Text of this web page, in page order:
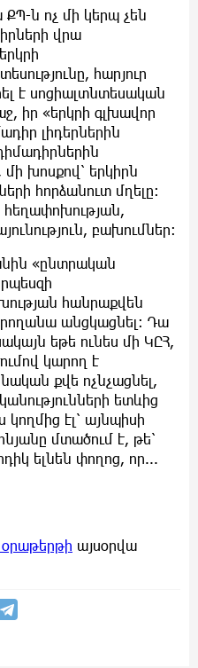
ն ոչ մի կերպ չեն
վրա
հարյուր
է սոցիալտնտեսական
իր «երկրի գլխավոր
լիդերներին
խոսքով՝ երկիրն
հորձանուտ մղելը:
հեղափոխության,
բախումներ:
«ընտրական
հանրաքվեն
անցկացնել: Դա
եթե ունես մի ԿԸՀ,
կարող է
քվե ոչնչացնել,
ետևից
կողմից էլ՝ այնպիսի
մտածում է, թե՝
ելնեն փողոց, որ...
այսօրվա